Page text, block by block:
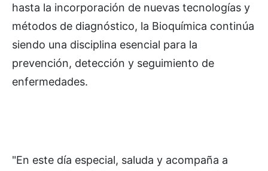
hasta la incorporación de nuevas tecnologías y
métodos de diagnóstico, la Bioquímica continúa
siendo una disciplina esencial para la
prevención, detección y seguimiento de
enfermedades.
"En este día especial, saluda y acompaña a